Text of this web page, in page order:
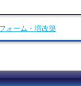
ォーム・増改築